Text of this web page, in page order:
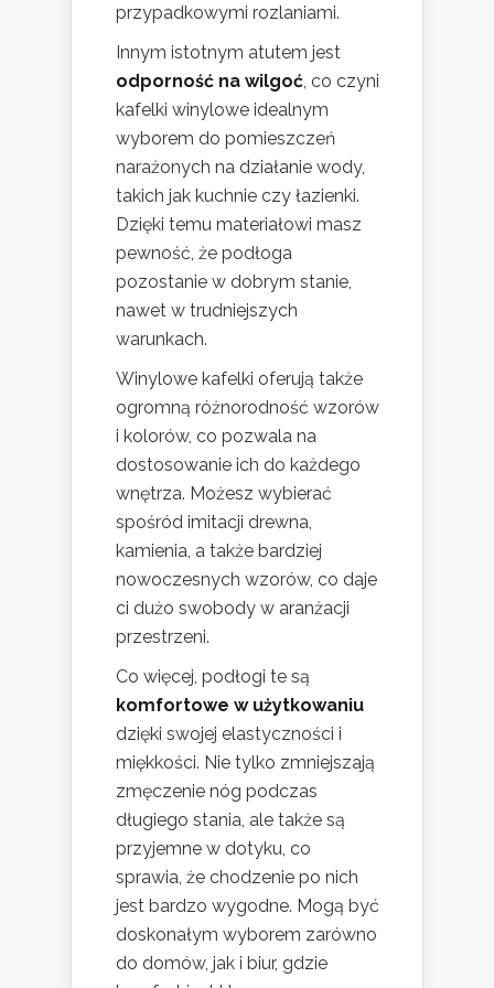
przypadkowymi rozlaniami.
Innym istotnym atutem jest
odporność na wilgoć, co czyni
kafelki winylowe idealnym
wyborem do pomieszczeń
narażonych na działanie wody,
takich jak kuchnie czy łazienki.
Dzięki temu materiałowi masz
pewność, że podłoga
pozostanie w dobrym stanie,
nawet w trudniejszych
warunkach.
Winylowe kafelki oferują także
ogromną różnorodność wzorów
i kolorów, co pozwala na
dostosowanie ich do każdego
wnętrza. Możesz wybierać
spośród imitacji drewna,
kamienia, a także bardziej
nowoczesnych wzorów, co daje
ci dużo swobody w aranżacji
przestrzeni.
Co więcej, podłogi te są
komfortowe w użytkowaniu
dzięki swojej elastyczności i
miękkości. Nie tylko zmniejszają
zmęczenie nóg podczas
długiego stania, ale także są
przyjemne w dotyku, co
sprawia, że chodzenie po nich
jest bardzo wygodne. Mogą być
doskonałym wyborem zarówno
do domów, jak i biur, gdzie